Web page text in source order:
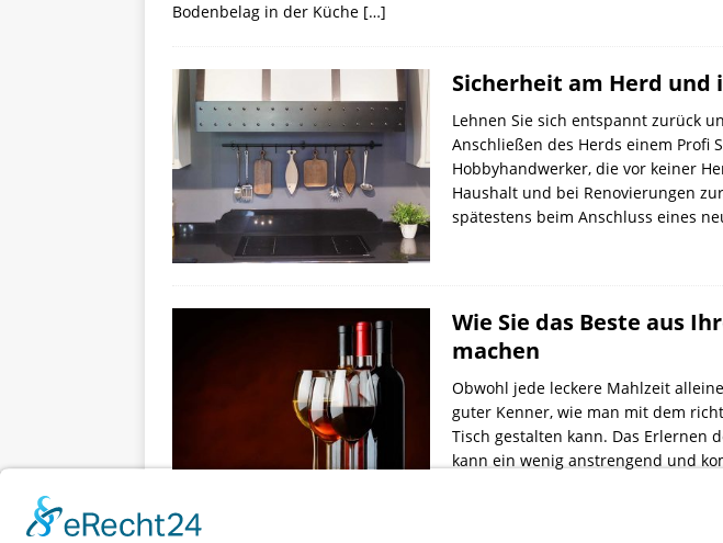
Bodenbelag in der Küche […]
Sicherheit am Herd und
Lehnen Sie sich entspannt zurück
Anschließen des Herds einem Profi
Hobbyhandwerker, die vor keiner
Haushalt und bei Renovierungen
spätestens beim Anschluss eines
Wie Sie das Beste aus
machen
Obwohl jede leckere Mahlzeit
guter Kenner, wie man mit dem
Tisch gestalten kann. Das Erlernen
kann ein wenig anstrengend und